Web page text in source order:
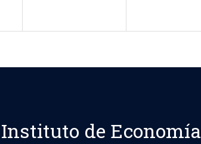
Instituto de Economía